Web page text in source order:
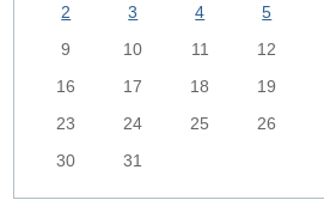
2
3 4 5
9
10 11 12
16
17 18 19
23
24 25 26
30
31